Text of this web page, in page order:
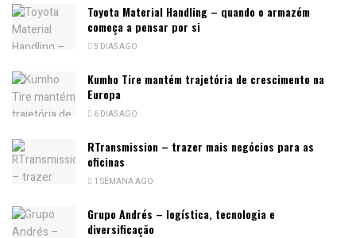
Toyota Material Handling – quando o armazém
começa a pensar por si
5 DIAS AGO
Kumho Tire mantém trajetória de crescimento na
Europa
6 DIAS AGO
RTransmission – trazer mais negócios para as
oficinas
1 SEMANA AGO
Grupo Andrés – logística, tecnologia e
diversificação